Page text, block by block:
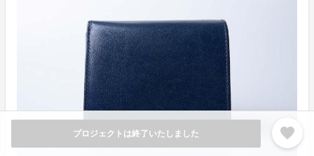
プロジェクトは終了いたしました favorite